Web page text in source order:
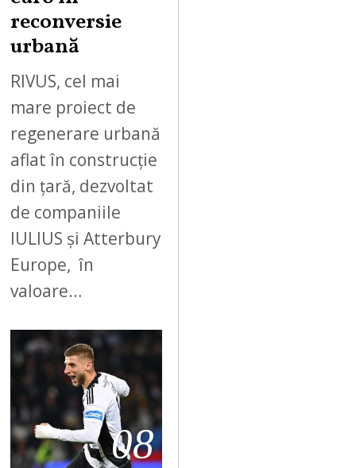
reconversie
urbană
RIVUS, cel mai
mare proiect de
regenerare urbană
aflat în construcție
din țară, dezvoltat
de companiile
IULIUS și Atterbury
Europe, în
valoare…
08